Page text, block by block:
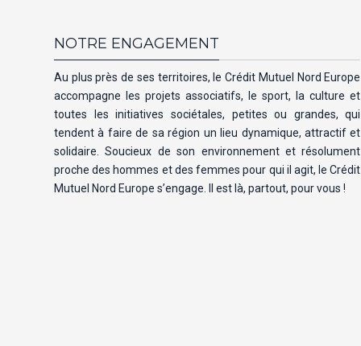
NOTRE ENGAGEMENT
Au plus près de ses territoires, le Crédit Mutuel Nord Europe
accompagne les projets associatifs, le sport, la culture et
toutes les initiatives sociétales, petites ou grandes, qui
tendent à faire de sa région un lieu dynamique, attractif et
solidaire. Soucieux de son environnement et résolument
proche des hommes et des femmes pour qui il agit, le Crédit
Mutuel Nord Europe s’engage. Il est là, partout, pour vous !